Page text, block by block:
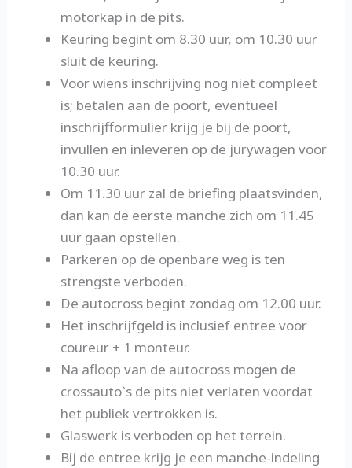
motorkap in de pits.
Keuring begint om 8.30 uur, om 10.30 uur
sluit de keuring.
Voor wiens inschrijving nog niet compleet
is; betalen aan de poort, eventueel
inschrijfformulier krijg je bij de poort,
invullen en inleveren op de jurywagen voor
10.30 uur.
Om 11.30 uur zal de briefing plaatsvinden,
dan kan de eerste manche zich om 11.45
uur gaan opstellen.
Parkeren op de openbare weg is ten
strengste verboden.
De autocross begint zondag om 12.00 uur.
Het inschrijfgeld is inclusief entree voor
coureur + 1 monteur.
Na afloop van de autocross mogen de
crossauto`s de pits niet verlaten voordat
het publiek vertrokken is.
Glaswerk is verboden op het terrein.
Bij de entree krijg je een manche-indeling